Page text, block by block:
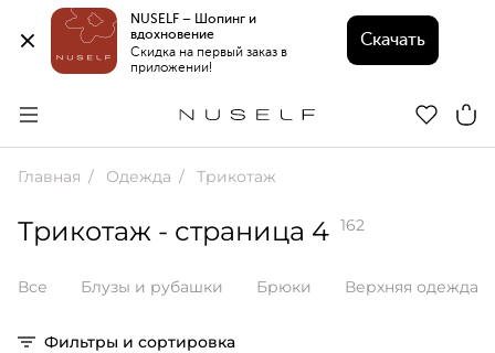
NUSELF – Шопинг и
вдохновение
Скидка на первый заказ в
приложении!
Скачать
Главная Одежда Трикотаж
Трикотаж - страница 4 162
Все Блузы и рубашки Брюки Верхняя одежда
Фильтры и сортировка